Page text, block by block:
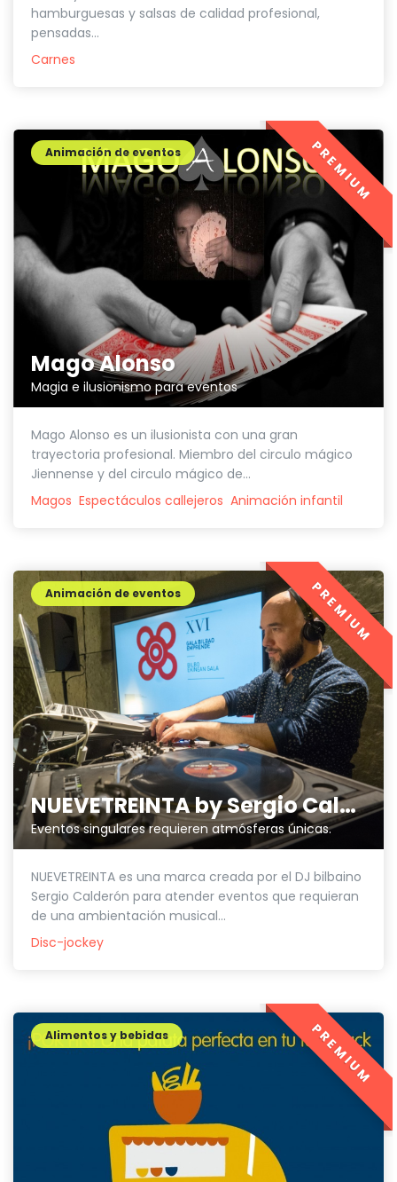
hamburguesas y salsas de calidad profesional,
pensadas...
Carnes
Mago Alonso
Magia e ilusionismo para eventos
Animación de eventos
Mago Alonso es un ilusionista con una gran
trayectoria profesional. Miembro del circulo mágico
Jiennense y del circulo mágico de...
Magos Espectáculos callejeros Animación infantil
PREMIUM
NUEVETREINTA by Sergio Calderón
Eventos singulares requieren atmósferas únicas.
Animación de eventos
NUEVETREINTA es una marca creada por el DJ bilbaino
Sergio Calderón para atender eventos que requieran
de una ambientación musical...
Disc-jockey
PREMIUM
Alimentos y bebidas PREMIUM